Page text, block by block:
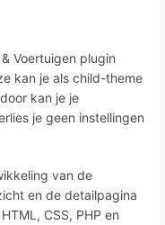
Voertuigen plugin
kan je als child-theme
kan je je
je geen instellingen
van de
en de detailpagina
CSS, PHP en